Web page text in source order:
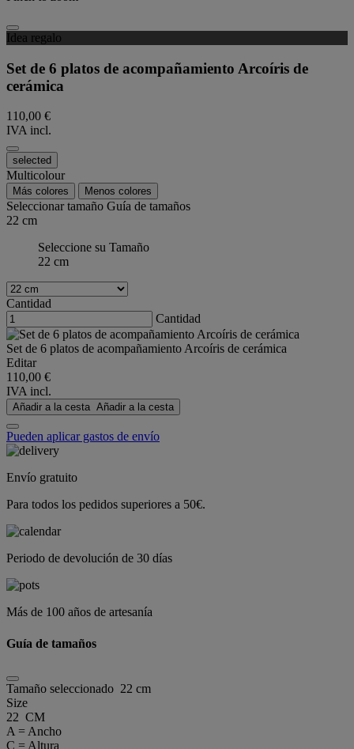
Idea regalo
Set de 6 platos de acompañamiento Arcoíris de
cerámica
110,00 €
IVA incl.
selected
Multicolour
Más colores Menos colores
Seleccionar tamaño Guía de tamaños
22 cm
Seleccione su Tamaño
22 cm
Cantidad
Cantidad
Set de 6 platos de acompañamiento Arcoíris de cerámica
Editar
110,00 €
IVA incl.
Añadir a la cesta Añadir a la cesta
Pueden aplicar gastos de envío
Envío gratuito
Para todos los pedidos superiores a 50€.
Periodo de devolución de 30 días
Más de 100 años de artesanía
Guía de tamaños
Tamaño seleccionado 22 cm
Size
22 CM
A = Ancho
C = Altura